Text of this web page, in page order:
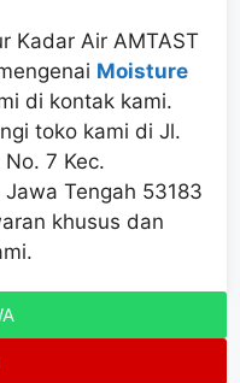
Kadar Air AMTAST
Moisture
di kontak kami.
toko kami di Jl.
7 Kec.
Tengah 53183
khusus dan